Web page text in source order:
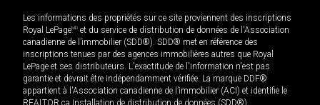
Les informations des propriétés sur ce site proviennent des inscriptions
Royal LePageMD et du service de distribution de données de l'Association
canadienne de l’immobilier (SDD®). SDD® met en référence des
inscriptions tenues par des agences immobilières autres que Royal
LePage et ses distributeurs. L'exactitude de l'information n'est pas
garantie et devrait être indépendamment vérifiée. La marque DDF®
appartient à l'Association canadienne de l’immobilier (ACI) et identifie le
REALTOR.ca Installation de distribution de données (SDD®).